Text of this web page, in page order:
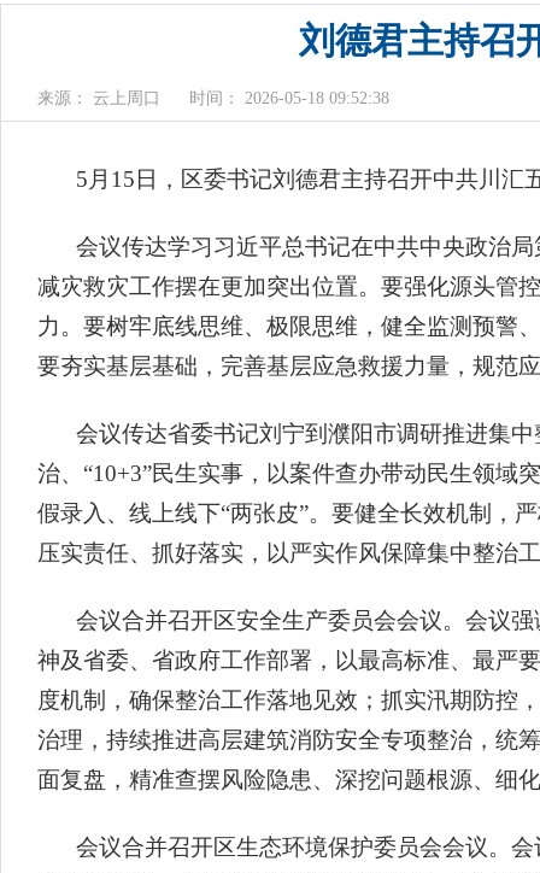
刘德君主持召
来源： 云上周口 时间： 2026-05-18 09:52:38
5月15日，区委书记刘德君主持召开中共川汇
会议传达学习习近平总书记在中共中央政治
减灾救灾工作摆在更加突出位置。要强化源头管
力。要树牢底线思维、极限思维，健全监测预警
要夯实基层基础，完善基层应急救援力量，规范
会议传达省委书记刘宁到濮阳市调研推进集
治、“10+3”民生实事，以案件查办带动民生领域
假录入、线上线下“两张皮”。要健全长效机制，
压实责任、抓好落实，以严实作风保障集中整治
会议合并召开区安全生产委员会会议。会议
神及省委、省政府工作部署，以最高标准、最严
度机制，确保整治工作落地见效；抓实汛期防控
治理，持续推进高层建筑消防安全专项整治，统
面复盘，精准查摆风险隐患、深挖问题根源、细
会议合并召开区生态环境保护委员会会议。